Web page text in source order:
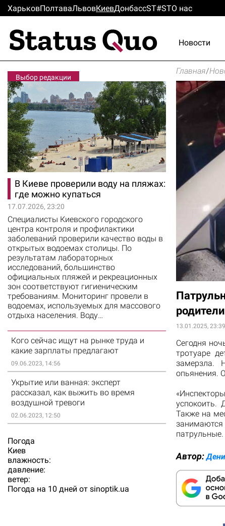
ХарьковПолтаваЛьвовКиевДонбассST#STО нас
Новости
Выбор редакции
В Киеве проверили воду на пляжах:
где можно купаться
17.07.2026, 23:20
Специалисты Киевского городского
центра контроля и профилактики
заболеваний проверили качество воды в
открытых водоемах столицы. По
результатам лабораторных
исследований, большинство
официальных пляжей и рекреационных
зон соответствуют гигиеническим
требованиям. Мониторинг провели в
водоемах, используемых для массового
отдыха населения. Воду…
Кого сейчас ищут на рынке труда и
какие зарплаты предлагают
09.06.2023, 14:56
Укрытие или ванная: эксперт
рассказал, как выжить во время
воздушной тревоги
02.06.2023, 12:50
Погода
Киев
влажность:
давление:
ветер:
Погода на 10 дней от sinoptik.ua
Главная/
13.01.2025, 23:39
Сегодня
тротуаре
замерзла.
опьянения.
успокоить.
Также на
патрульные.
Автор: